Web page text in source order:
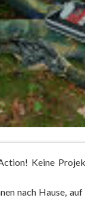
Keine
nach Hause,